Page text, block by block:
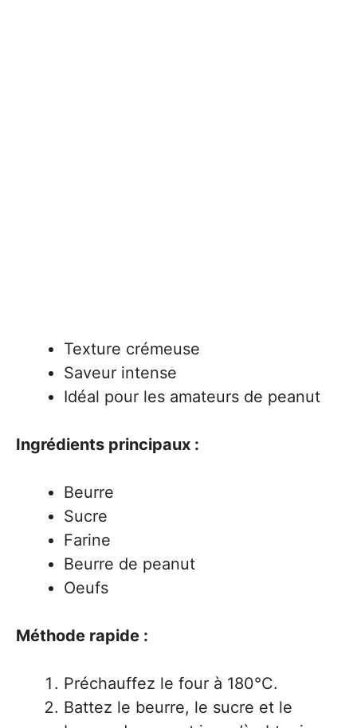
Texture crémeuse
Saveur intense
Idéal pour les amateurs de peanut
Ingrédients principaux :
Beurre
Sucre
Farine
Beurre de peanut
Oeufs
Méthode rapide :
Préchauffez le four à 180°C.
Battez le beurre, le sucre et le